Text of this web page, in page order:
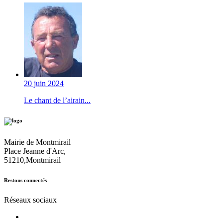
20 juin 2024
Le chant de l’airain...
Mairie de Montmirail
Place Jeanne d'Arc,
51210,Montmirail
Restons connectés
Réseaux sociaux